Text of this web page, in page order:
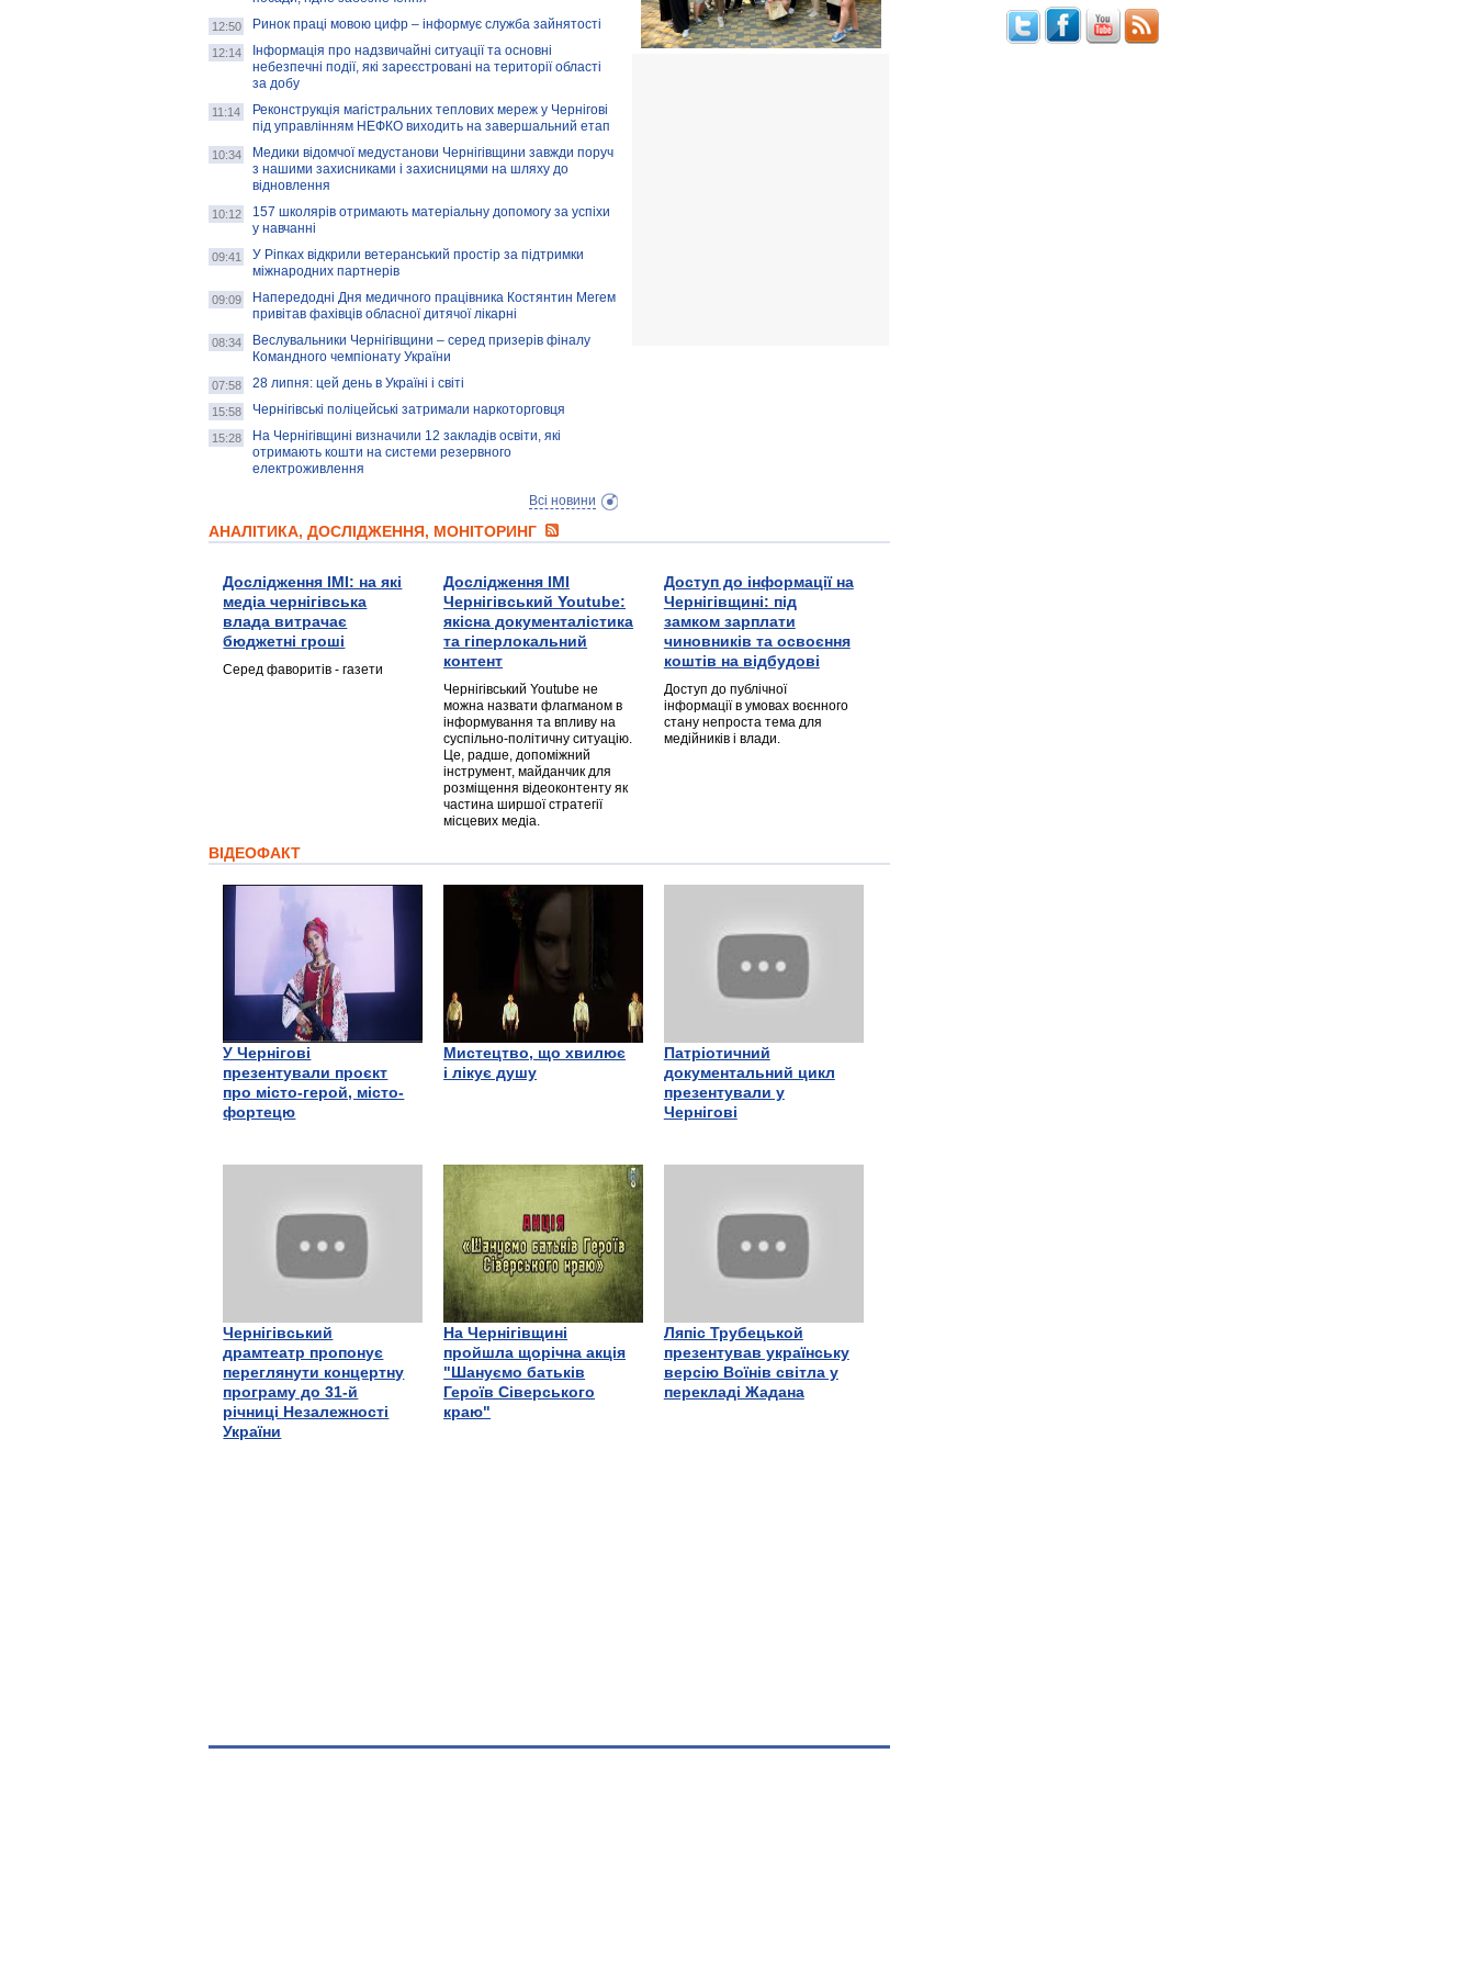
12:50 Ринок праці мовою цифр – інформує служба зайнятості
12:14
Інформація про надзвичайні ситуації та основні
небезпечні події, які зареєстровані на території області
за добу
11:14
Реконструкція магістральних теплових мереж у Чернігові
під управлінням НЕФКО виходить на завершальний етап
10:34
Медики відомчої медустанови Чернігівщини завжди поруч
з нашими захисниками і захисницями на шляху до
відновлення
10:12
157 школярів отримають матеріальну допомогу за успіхи
у навчанні
09:41
У Ріпках відкрили ветеранський простір за підтримки
міжнародних партнерів
09:09
Напередодні Дня медичного працівника Костянтин Мегем
привітав фахівців обласної дитячої лікарні
08:34
Веслувальники Чернігівщини – серед призерів фіналу
Командного чемпіонату України
07:58 28 липня: цей день в Україні і світі
15:58 Чернігівські поліцейські затримали наркоторговця
15:28
На Чернігівщині визначили 12 закладів освіти, які
отримають кошти на системи резервного
електроживлення
Всі новини
АНАЛІТИКА, ДОСЛІДЖЕННЯ, МОНІТОРИНГ
Дослідження ІМІ: на які
медіа чернігівська
влада витрачає
бюджетні гроші
Серед фаворитів - газети
Дослідження ІМІ
Чернігівський Youtube:
якісна документалістика
та гіперлокальний
контент
Чернігівський Youtube не
можна назвати флагманом в
інформування та впливу на
суспільно-політичну ситуацію.
Це, радше, допоміжний
інструмент, майданчик для
розміщення відеоконтенту як
частина ширшої стратегії
місцевих медіа.
Доступ до інформації на
Чернігівщині: під
замком зарплати
чиновників та освоєння
коштів на відбудові
Доступ до публічної
інформації в умовах воєнного
стану непроста тема для
медійників і влади.
ВІДЕОФАКТ
У Чернігові
презентували проєкт
про місто-герой, місто-
фортецю
Мистецтво, що хвилює
і лікує душу
Патріотичний
документальний цикл
презентували у
Чернігові
Чернігівський
драмтеатр пропонує
переглянути концертну
програму до 31-й
річниці Незалежності
України
На Чернігівщині
пройшла щорічна акція
"Шануємо батьків
Героїв Сіверського
краю"
Ляпіс Трубецькой
презентував українську
версію Воїнів світла у
перекладі Жадана